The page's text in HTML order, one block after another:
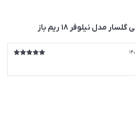
مدل نیلوفر 18 ریم باز